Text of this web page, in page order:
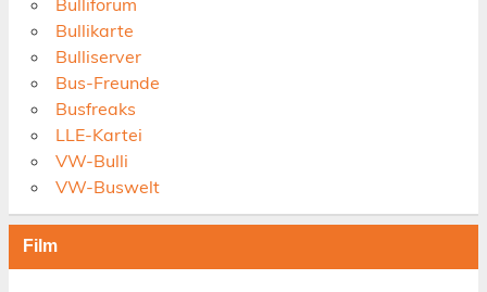
Bullikarte
Bulliserver
Bus-Freunde
Busfreaks
LLE-Kartei
VW-Bulli
VW-Buswelt
Film